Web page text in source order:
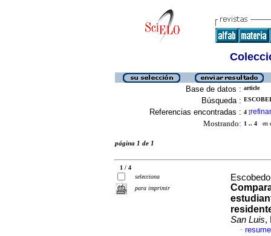
Base de datos : article
Búsqueda :
Referencias encontradas : 4 [refinar
Mostrando: 1 .. 4 en
página 1 de 1
1 / 4
selecciona
para imprimir
San Luis,
·